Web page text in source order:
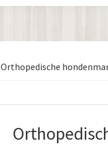
Orthopedische